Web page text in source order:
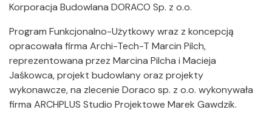
Korporacja Budowlana DORACO Sp. z o.o.
Program Funkcjonalno-Użytkowy wraz z koncepcją
opracowała firma Archi-Tech-T Marcin Pilch,
reprezentowana przez Marcina Pilcha i Macieja
Jaśkowca, projekt budowlany oraz projekty
wykonawcze, na zlecenie Doraco sp. z o.o. wykonywała
firma ARCHPLUS Studio Projektowe Marek Gawdzik.